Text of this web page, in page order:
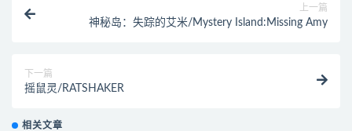
上一篇
神秘岛：失踪的艾米/Mystery Island:Missing Amy
下一篇
摇鼠灵/RATSHAKER
相关文章